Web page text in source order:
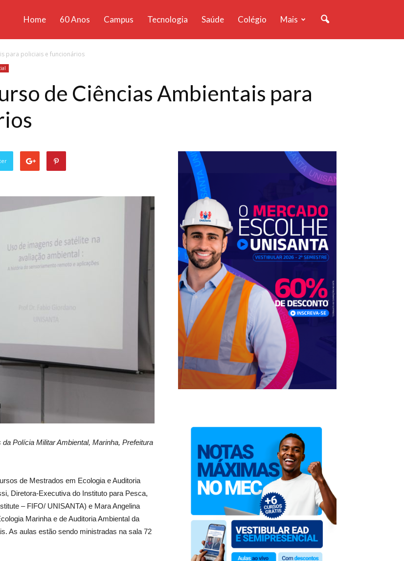
Home 60 Anos Campus Tecnologia Saúde Colégio Mais
para policiais e funcionários
de Ciências Ambientais para
Polícia Militar Ambiental, Marinha, Prefeitura
de Mestrados em Ecologia e Auditoria
Diretora-Executiva do Instituto para Pesca,
– FIFO/ UNISANTA) e Mara Angelina
Marinha e de Auditoria Ambiental da
As aulas estão sendo ministradas na sala 72